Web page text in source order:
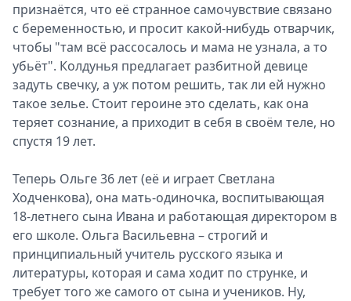
признаётся, что её странное самочувствие связано
с беременностью, и просит какой-нибудь отварчик,
чтобы "там всё рассосалось и мама не узнала, а то
убьёт". Колдунья предлагает разбитной девице
задуть свечку, а уж потом решить, так ли ей нужно
такое зелье. Стоит героине это сделать, как она
теряет сознание, а приходит в себя в своём теле, но
спустя 19 лет.
Теперь Ольге 36 лет (её и играет Светлана
Ходченкова), она мать-одиночка, воспитывающая
18-летнего сына Ивана и работающая директором в
его школе. Ольга Васильевна – строгий и
принципиальный учитель русского языка и
литературы, которая и сама ходит по струнке, и
требует того же самого от сына и учеников. Ну,